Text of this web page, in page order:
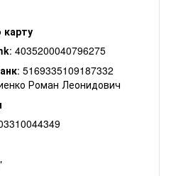
карту
: 4035200040796275
: 5169335109187332
Роман Леонидович